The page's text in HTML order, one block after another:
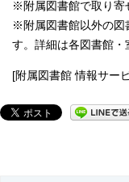
※附属図書館で取り寄
※附属図書館以外の図
す。詳細は各図書館・
[附属図書館 情報サー